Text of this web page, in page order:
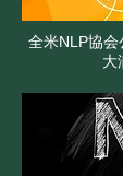
全米NLP協
大